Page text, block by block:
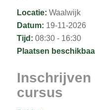
Locatie: Waalwijk
Datum: 19-11-2026
Tijd: 08:30 - 16:30
Plaatsen
Inschrijven
cursus